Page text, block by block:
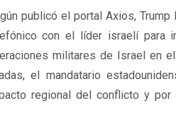
publicó el portal Axios,
con el líder israelí para
militares de Israel en
el mandatario
regional del conflicto y